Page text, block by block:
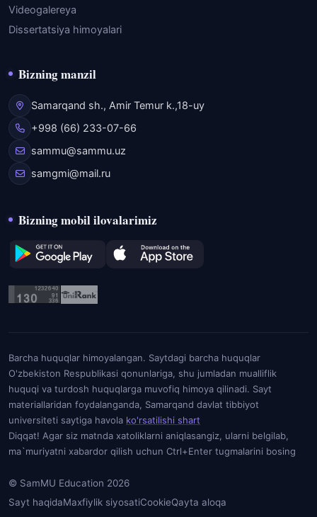
Videogalereya
Dissertatsiya himoyalari
Bizning manzil
Samarqand sh., Amir Temur k.,18-uy
+998 (66) 233-07-66
sammu@sammu.uz
samgmi@mail.ru
Bizning mobil ilovalarimiz
Barcha huquqlar himoyalangan. Saytdagi barcha huquqlar
O'zbekiston Respublikasi qonunlariga, shu jumladan mualliflik
huquqi va turdosh huquqlarga muvofiq himoya qilinadi. Sayt
materiallaridan foydalanganda, Samarqand davlat tibbiyot
universiteti saytiga havola ko'rsatilishi shart
Diqqat! Agar siz matnda xatoliklarni aniqlasangiz, ularni belgilab,
ma`muriyatni xabardor qilish uchun Ctrl+Enter tugmalarini bosing
© SamMU Education 2026
Sayt haqidaMaxfiylik siyosatiCookieQayta aloqa